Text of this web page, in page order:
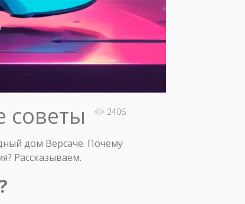
советы 2406
дом Версаче. Почему
Рассказываем.